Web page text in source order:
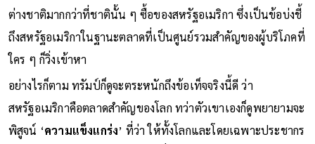
ต่างชาติมากกว่าที่ชาตินั้น ๆ ซื้อของสหรัฐอเมริกา ซึ่งเป็นข้อบ่งชี้
ถึงสหรัฐอเมริกาในฐานะตลาดที่เป็นศูนย์รวมสำคัญของผู้บริโภคที่
ใคร ๆ ก็วิ่งเข้าหา
อย่างไรก็ตาม ทรัมป์ก็ดูจะตระหนักถึงข้อเท็จจริงนี้ดี ว่า
สหรัฐอเมริกาคือตลาดสำคัญของโลก ทว่าตัวเขาเองก็ดูพยายามจะ
พิสูจน์ ‘ความแข็งแกร่ง’ ที่ว่า ให้ทั้งโลกและโดยเฉพาะประชากร